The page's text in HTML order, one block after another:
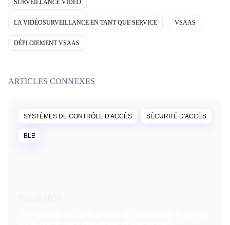
SURVEILLANCE VIDÉO
LA VIDÉOSURVEILLANCE EN TANT QUE SERVICE VSAAS
DÉPLOIEMENT VSAAS
ARTICLES CONNEXES
SYSTÈMES DE CONTRÔLE D'ACCÈS SÉCURITÉ D'ACCÈS
BLE